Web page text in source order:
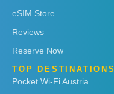
eSIM Store
Reviews
Reserve Now
TOP DESTINATIONS
Pocket Wi-Fi Austria